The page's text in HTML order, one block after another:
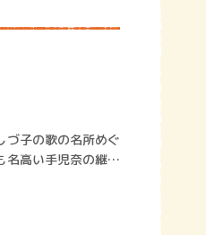
子の歌の名所めぐ
名高い手児奈の継橋
賞金稼ぎスリーサム！ 二重拘束の…